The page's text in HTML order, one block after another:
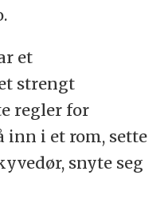
et
strengt
regler for
inn i et rom, sette
snyte seg